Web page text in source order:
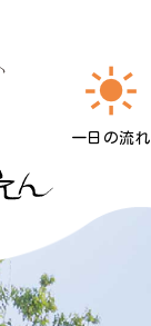
一日の流れ